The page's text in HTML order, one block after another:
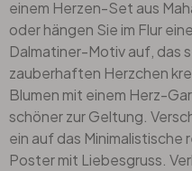
einem Herzen-Set aus
oder hängen Sie im Flur
Dalmatiner-Motiv auf, das
zauberhaften Herzchen
Blumen mit einem Herz-
schöner zur Geltung.
ein auf das
Postermit Liebesgruss.